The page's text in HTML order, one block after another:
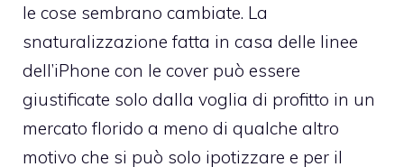
le cose sembrano cambiate. La
snaturalizzazione fatta in casa delle linee
dell’iPhone con le cover può essere
giustificate solo dalla voglia di profitto in un
mercato florido a meno di qualche altro
motivo che si può solo ipotizzare e per il